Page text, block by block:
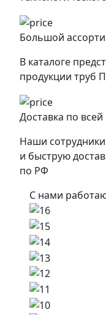
Большой
В каталоге
продукции
Доставка по всей
Наши
и быструю
по РФ
С нами